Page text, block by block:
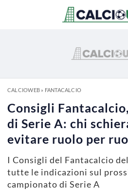
CALCIOWEB» FANTACALCIO
Consigli
di Serie A: chi
evitare ruolo per
I Consigli del Fantacalcio
tutte le indicazioni sul
campionato di Serie A